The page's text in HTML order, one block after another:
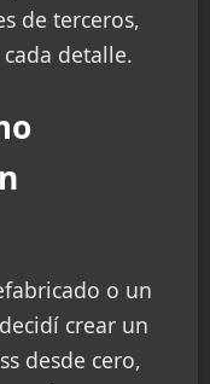
de terceros,
detalle.
o un
crear un
desde cero,